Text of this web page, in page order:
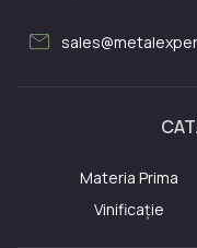
mail
Materia Prima
Vinificație